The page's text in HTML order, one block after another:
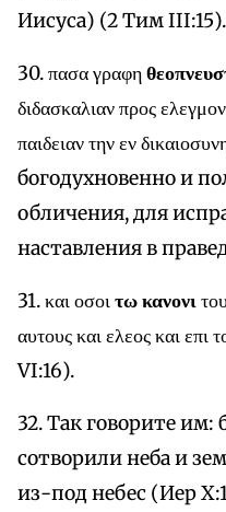
Иисуса) (2 Тим III:15).
30. πασα γραφη
διδασκαλιαν προς
παιδειαν την εν
богодухновенно и
обличения, для
наставления в
31. και οσοιτω κανονι
αυτους και ελεος και
VI:16).
32. Так говорите им:
сотворили неба и
из-под небес (Иер